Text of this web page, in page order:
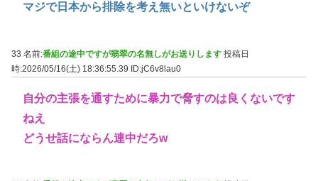
マジで日本から排除を考え無いといけないぞ
33 名前:番組の途中ですが翡翠の名無しがお送りします 投稿日
時:2026/05/16(土) 18:36:55.39 ID:jC6v8lau0
自分の主張を通すために暴力で脅すのは良くないです
ねえ
どうせ話にならん連中だろw